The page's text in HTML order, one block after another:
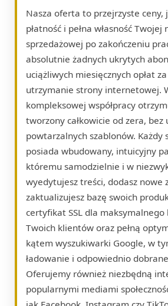
Nasza oferta to przejrzyste ceny,
płatność i pełna własność
sprzedażowej po zakończeniu
absolutnie żadnych ukrytych
uciążliwych miesięcznych opłat
utrzymanie strony internetowej.
kompleksowej współpracy
tworzony całkowicie od zera, bez
powtarzalnych szablonów. Każdy
posiada wbudowany, intuicyjny
któremu samodzielnie i w
wyedytujesz treści, dodasz nowe
zaktualizujesz bazę swoich
certyfikat SSL dla maksymalnego
Twoich klientów oraz pełną
kątem wyszukiwarki Google, w
ładowanie i odpowiednio
Oferujemy również niezbędną
popularnymi mediami